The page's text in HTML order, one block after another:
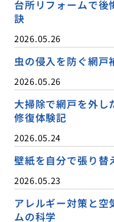
台所リフォームで後
訣
2026.05.26
虫の侵入を防ぐ網戸
2026.05.26
大掃除で網戸を外し
修復体験記
2026.05.24
壁紙を自分で張り替
2026.05.23
アレルギー対策と空
ムの科学